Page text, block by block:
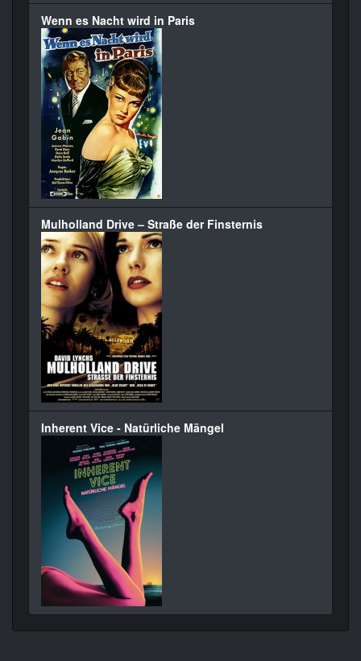
Wenn es Nacht wird in Paris
Mulholland Drive – Straße der Finsternis
Inherent Vice - Natürliche Mängel